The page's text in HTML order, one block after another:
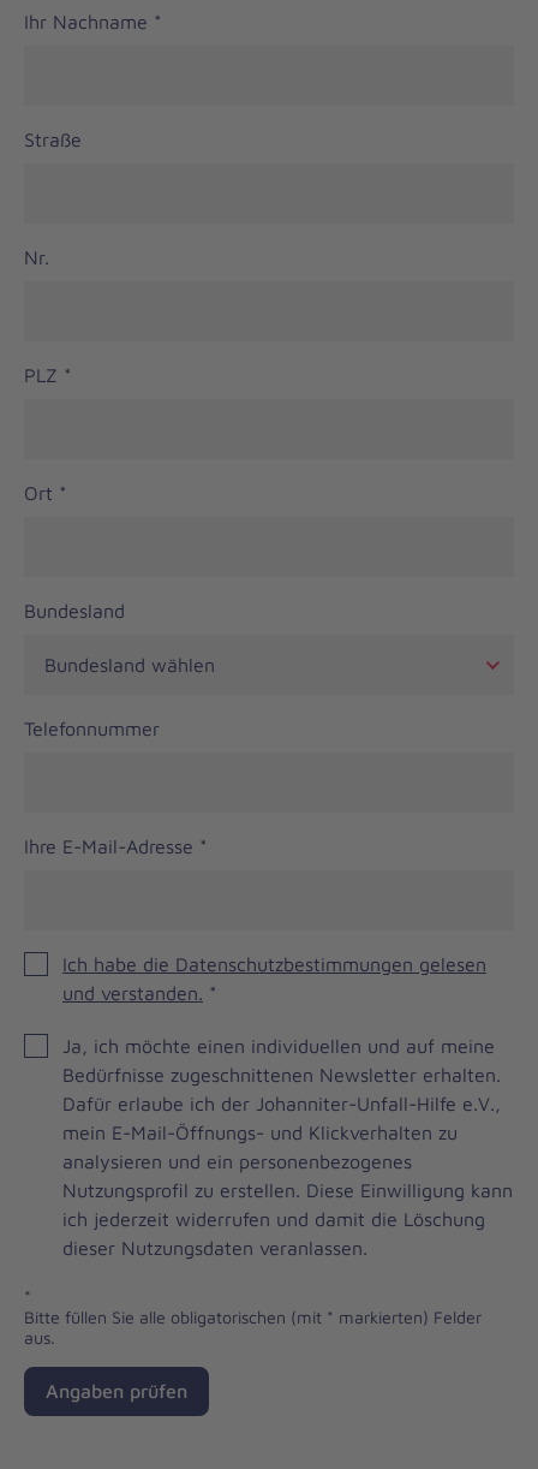
Ihr Nachname *
Straße
Nr.
PLZ *
Ort *
Bundesland
Telefonnummer
Ihre E-Mail-Adresse *
Ich habe die Datenschutzbestimmungen gelesen
und verstanden. *
Brevo
Newsletter
Checkbox
Ja, ich möchte einen individuellen und auf meine
Bedürfnisse zugeschnittenen Newsletter erhalten.
Dafür erlaube ich der Johanniter-Unfall-Hilfe e.V.,
mein E-Mail-Öffnungs- und Klickverhalten zu
analysieren und ein personenbezogenes
Nutzungsprofil zu erstellen. Diese Einwilligung kann
ich jederzeit widerrufen und damit die Löschung
dieser Nutzungsdaten veranlassen.
*
Bitte füllen Sie alle obligatorischen (mit * markierten) Felder
aus.
Angaben prüfen